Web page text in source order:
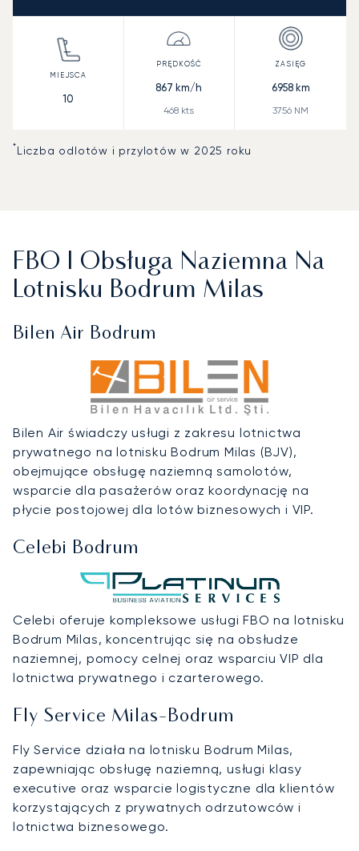
10
867 km/h
468 kts
6958km
3756 NM
*Liczba odlotów i przylotów w 2025 roku
FBO I Obsługa Naziemna Na
Lotnisku Bodrum Milas
Bilen Air Bodrum
Bilen Air świadczy usługi z zakresu lotnictwa
prywatnego na lotnisku Bodrum Milas (BJV),
obejmujące obsługę naziemną samolotów,
wsparcie dla pasażerów oraz koordynację na
płycie postojowej dla lotów biznesowych i VIP.
Celebi Bodrum
Celebi oferuje kompleksowe usługi FBO na lotnisku
Bodrum Milas, koncentrując się na obsłudze
naziemnej, pomocy celnej oraz wsparciu VIP dla
lotnictwa prywatnego i czarterowego.
Fly Service Milas-Bodrum
Fly Service działa na lotnisku Bodrum Milas,
zapewniając obsługę naziemną, usługi klasy
executive oraz wsparcie logistyczne dla klientów
korzystających z prywatnych odrzutowców i
lotnictwa biznesowego.